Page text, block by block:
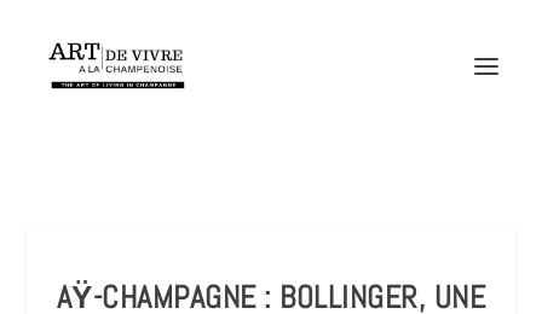
AŸ-CHAMPAGNE : BOLLINGER, UNE